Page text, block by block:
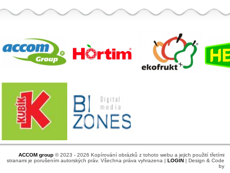
ACCOM group© 2023 - 2026 Kopírování obrázků z tohoto webu a jejich použití třetími
stranami je porušením autorských práv. Všechna práva vyhrazena | LOGIN| Design & Code
by